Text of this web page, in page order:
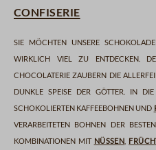
Confiserie
Sie möchten unsere
wirklich viel zu entdecken.
Chocolaterie zaubern die
dunkle Speise der Götter. In
schokolierten Kaffeebohnen und
verarbeiteten Bohnen der
Kombinationen mit Nüssen